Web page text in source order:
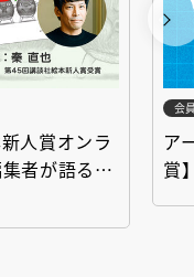
人賞オンラ
者が語る
会
ア
賞